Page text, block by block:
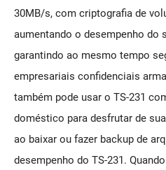
30MB/s, com criptografia de
aumentando o desempenho do
garantindo ao mesmo tempo
empresariais confidenciais
também pode usar o TS-231
doméstico para desfrutar de
ao baixar ou fazer backup de
desempenho do TS-231.